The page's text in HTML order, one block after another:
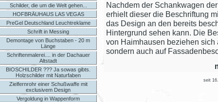
Schilder, die um die Welt gehen...
HOFBRÄUHAUS LAS VEGAS
PreGel Deutschland Leuchtreklame
Schrift in Messing
Demontage von Buchstaben - 20 m
Länge
Schriftenmalerei.... in der Dachauer
Altstadt
BIOSCHILDER ??? Ja sowas gibts.
Holzschilder mit Naturfaben
Zielfernrohr einer Schußwaffe mit
exclusivem Design
Vergoldung in Wappenform
Nachdem der Schankwagen
erhielt dieser die Beschriftung
das Design an den bereits
Hintergrund sehen kann. Die
von Haimhausen beziehen
sondern auch auf
seit